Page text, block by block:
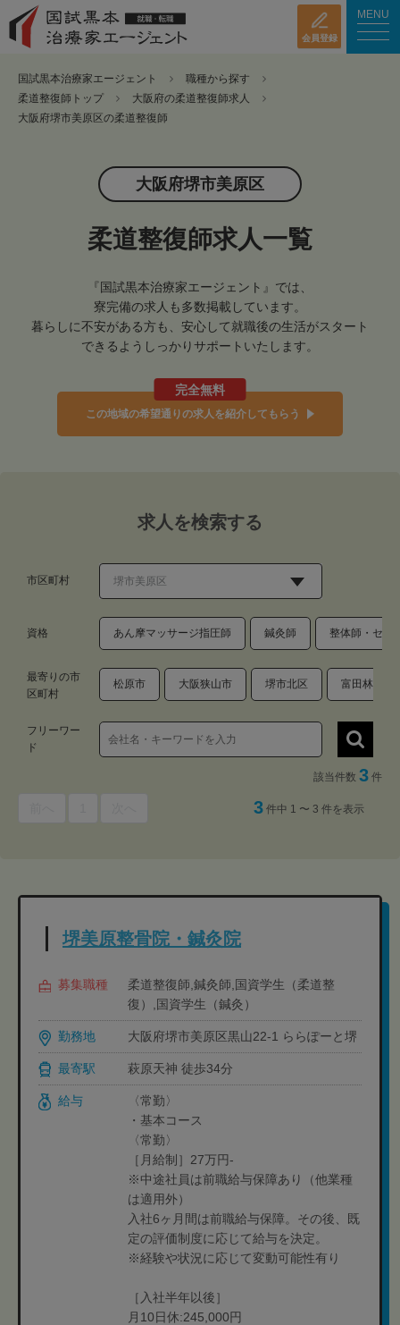
会員登録
MENU
国試黒本治療家エージェント
職種から探す
柔道整復師トップ
大阪府の柔道整復師求人
大阪府堺市美原区の柔道整復師
大阪府堺市美原区
柔道整復師求人一覧
『国試黒本治療家エージェント』では、
寮完備の求人も多数掲載しています。
暮らしに不安がある方も、安心して就職後の生活がスタート
できるようしっかりサポートいたします。
完全無料
この地域の希望通りの求人を紹介してもらう
求人を検索する
市区町村
資格 あん摩マッサージ指圧師 鍼灸師 整体師・セラ
最寄りの市
区町村
松原市 大阪狭山市 堺市北区 富田林市
フリーワー
ド
該当件数 3 件
3 件中 1 〜 3 件を表示
堺美原整骨院・鍼灸院
募集職種
柔道整復師,鍼灸師,国資学生（柔道整
復）,国資学生（鍼灸）
勤務地 大阪府堺市美原区黒山22-1 ららぽーと堺
最寄駅 萩原天神 徒歩34分
給与
〈常勤〉
・基本コース
〈常勤〉
［月給制］27万円-
※中途社員は前職給与保障あり（他業種
は適用外）
入社6ヶ月間は前職給与保障。その後、既
定の評価制度に応じて給与を決定。
※経験や状況に応じて変動可能性有り
［入社半年以後］
月10日休:245,000円